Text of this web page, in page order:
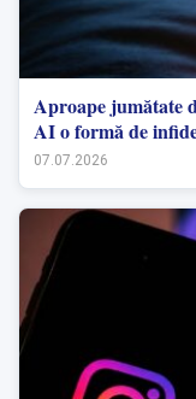
Aproape jumătate
AI o formă de
07.07.2026